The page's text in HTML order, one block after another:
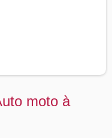
moto à